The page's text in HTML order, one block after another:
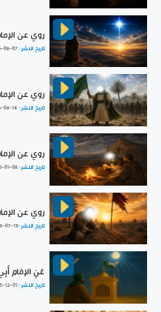
روي عن
تاريخ النشر :08-07
روي عن
تاريخ النشر : 06-14
روي عن
تاريخ النشر :01-08
روي عن
تاريخ النشر :07-19
عَنِ الإمَامِ
تاريخ النشر :12-01